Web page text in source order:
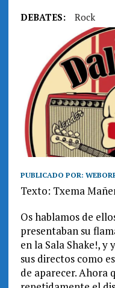
DEBATES: Rock
PUBLICADO POR:
Texto: Txema
Os hablamos de
presentaban su
en la Sala Shake!,
sus directos como
de aparecer. Ahora